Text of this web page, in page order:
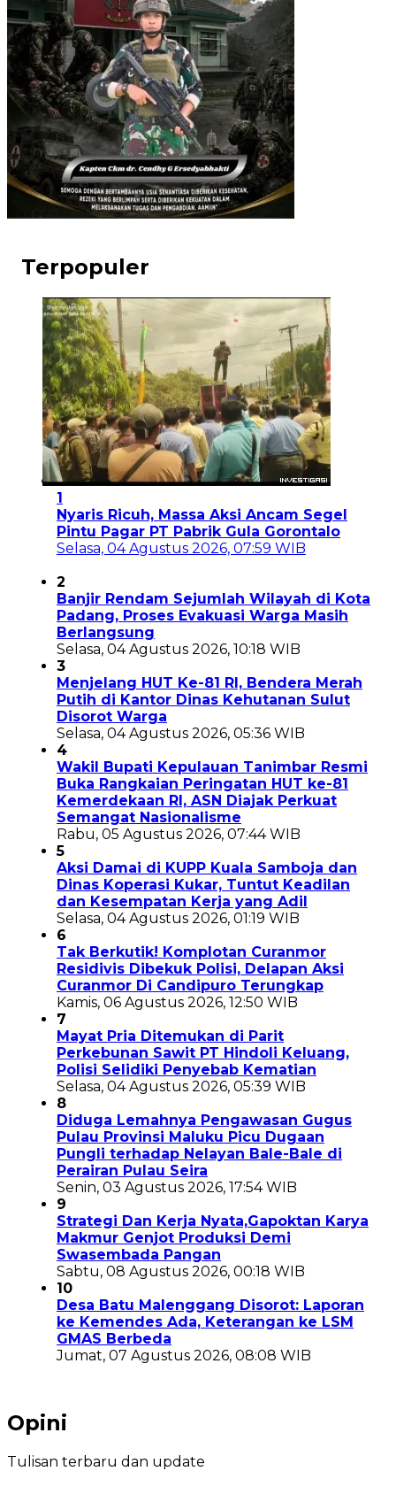
Terpopuler
1
Nyaris Ricuh, Massa Aksi Ancam Segel
Pintu Pagar PT Pabrik Gula Gorontalo
Selasa, 04 Agustus 2026, 07:59 WIB
2
Banjir Rendam Sejumlah Wilayah di Kota
Padang, Proses Evakuasi Warga Masih
Berlangsung
Selasa, 04 Agustus 2026, 10:18 WIB
3
Menjelang HUT Ke-81 RI, Bendera Merah
Putih di Kantor Dinas Kehutanan Sulut
Disorot Warga
Selasa, 04 Agustus 2026, 05:36 WIB
4
Wakil Bupati Kepulauan Tanimbar Resmi
Buka Rangkaian Peringatan HUT ke-81
Kemerdekaan RI, ASN Diajak Perkuat
Semangat Nasionalisme
Rabu, 05 Agustus 2026, 07:44 WIB
5
Aksi Damai di KUPP Kuala Samboja dan
Dinas Koperasi Kukar, Tuntut Keadilan
dan Kesempatan Kerja yang Adil
Selasa, 04 Agustus 2026, 01:19 WIB
6
Tak Berkutik! Komplotan Curanmor
Residivis Dibekuk Polisi, Delapan Aksi
Curanmor Di Candipuro Terungkap
Kamis, 06 Agustus 2026, 12:50 WIB
7
Mayat Pria Ditemukan di Parit
Perkebunan Sawit PT Hindoli Keluang,
Polisi Selidiki Penyebab Kematian
Selasa, 04 Agustus 2026, 05:39 WIB
8
Diduga Lemahnya Pengawasan Gugus
Pulau Provinsi Maluku Picu Dugaan
Pungli terhadap Nelayan Bale-Bale di
Perairan Pulau Seira
Senin, 03 Agustus 2026, 17:54 WIB
9
Strategi Dan Kerja Nyata,Gapoktan Karya
Makmur Genjot Produksi Demi
Swasembada Pangan
Sabtu, 08 Agustus 2026, 00:18 WIB
10
Desa Batu Malenggang Disorot: Laporan
ke Kemendes Ada, Keterangan ke LSM
GMAS Berbeda
Jumat, 07 Agustus 2026, 08:08 WIB
Opini
Tulisan terbaru dan update